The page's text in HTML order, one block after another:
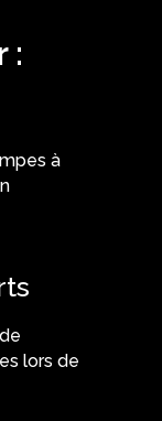
:
à
lors de